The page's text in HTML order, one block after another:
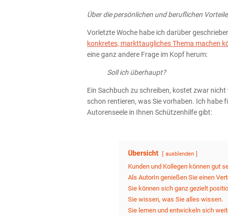
Über die persönlichen und beruflichen
Vorletzte Woche habe ich darüber
konkretes, markttaugliches Thema machen
eine ganz andere Frage im Kopf herum:
Soll ich überhaupt?
Ein Sachbuch zu schreiben, kostet zwar
schon rentieren, was Sie vorhaben. Ich habe
Autorenseele in Ihnen Schützenhilfe gibt:
Übersicht ausblenden
Kunden und Kollegen können gut
Als AutorIn genießen Sie einen
Sie können sich ganz gezielt
Sie wissen, was Sie alles wissen.
Sie lernen und entwickeln sich